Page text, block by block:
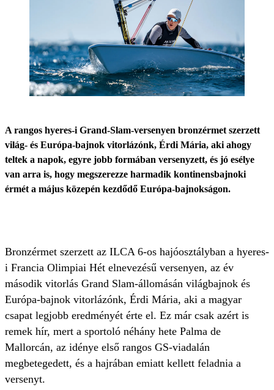
A rangos hyeres-i Grand-Slam-versenyen bronzérmet szerzett
világ- és Európa-bajnok vitorlázónk, Érdi Mária, aki ahogy
teltek a napok, egyre jobb formában versenyzett, és jó esélye
van arra is, hogy megszerezze harmadik kontinensbajnoki
érmét a május közepén kezdődő Európa-bajnokságon.
Bronzérmet szerzett az ILCA 6-os hajóosztályban a hyeres-
i Francia Olimpiai Hét elnevezésű versenyen, az év
második vitorlás Grand Slam-állomásán világbajnok és
Európa-bajnok vitorlázónk, Érdi Mária, aki a magyar
csapat legjobb eredményét érte el. Ez már csak azért is
remek hír, mert a sportoló néhány hete Palma de
Mallorcán, az idénye első rangos GS-viadalán
megbetegedett, és a hajrában emiatt kellett feladnia a
versenyt.